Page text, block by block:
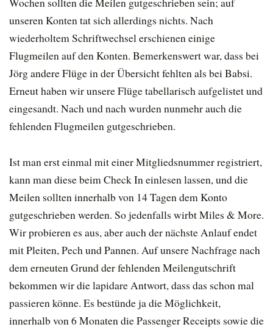
unseren Konten tat sich allerdings nichts. Nach
wiederholtem Schriftwechsel erschienen einige
Flugmeilen auf den Konten. Bemerkenswert war, dass bei
Jörg andere Flüge in der Übersicht fehlten als bei Babsi.
Erneut haben wir unsere Flüge tabellarisch aufgelistet und
eingesandt. Nach und nach wurden nunmehr auch die
fehlenden Flugmeilen gutgeschrieben.
Ist man erst einmal mit einer Mitgliedsnummer registriert,
kann man diese beim Check In einlesen lassen, und die
Meilen sollten innerhalb von 14 Tagen dem Konto
gutgeschrieben werden. So jedenfalls wirbt Miles & More.
Wir probieren es aus, aber auch der nächste Anlauf endet
mit Pleiten, Pech und Pannen. Auf unsere Nachfrage nach
dem erneuten Grund der fehlenden Meilengutschrift
bekommen wir die lapidare Antwort, dass das schon mal
passieren könne. Es bestünde ja die Möglichkeit,
innerhalb von 6 Monaten die Passenger Receipts sowie die